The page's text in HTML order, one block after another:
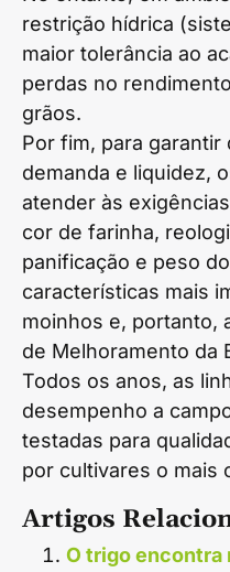
restrição hídrica
maior tolerância ao
perdas no
grãos.
Por fim, para garantir
demanda e liquidez,
atender às
cor de farinha,
panificação e peso
características mais
moinhos e, portanto,
de Melhoramento da
Todos os anos, as
desempenho a
testadas para
por cultivares o mais
Artigos
O trigo encontra